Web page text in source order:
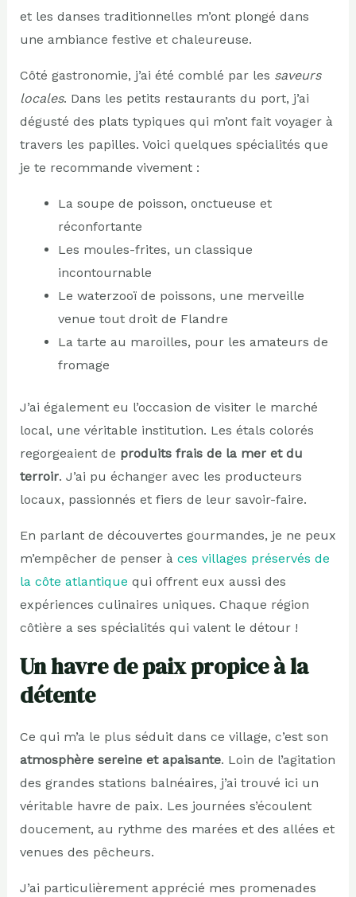
et les danses traditionnelles m’ont plongé dans
une ambiance festive et chaleureuse.
Côté gastronomie, j’ai été comblé par les saveurs
locales. Dans les petits restaurants du port, j’ai
dégusté des plats typiques qui m’ont fait voyager à
travers les papilles. Voici quelques spécialités que
je te recommande vivement :
La soupe de poisson, onctueuse et
réconfortante
Les moules-frites, un classique
incontournable
Le waterzooï de poissons, une merveille
venue tout droit de Flandre
La tarte au maroilles, pour les amateurs de
fromage
J’ai également eu l’occasion de visiter le marché
local, une véritable institution. Les étals colorés
regorgeaient de produits frais de la mer et du
terroir. J’ai pu échanger avec les producteurs
locaux, passionnés et fiers de leur savoir-faire.
En parlant de découvertes gourmandes, je ne peux
m’empêcher de penser à ces villages préservés de
la côte atlantique qui offrent eux aussi des
expériences culinaires uniques. Chaque région
côtière a ses spécialités qui valent le détour !
Un havre de paix propice à la
détente
Ce qui m’a le plus séduit dans ce village, c’est son
atmosphère sereine et apaisante. Loin de l’agitation
des grandes stations balnéaires, j’ai trouvé ici un
véritable havre de paix. Les journées s’écoulent
doucement, au rythme des marées et des allées et
venues des pêcheurs.
J’ai particulièrement apprécié mes promenades